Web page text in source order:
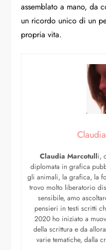
assemblato a mano, da
un ricordo unico di un
propria vita.
Claudia Marcotulli,
diplomata in grafica
gli animali, la grafica, la
trovo molto liberatorio
sensibile, amo
pensieri in testi scritti
2020 ho iniziato a
della scrittura e da
varie tematiche, dalla